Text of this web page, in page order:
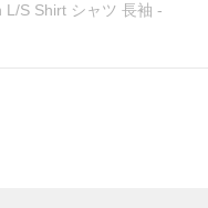
S Shirt シャツ 長袖 -